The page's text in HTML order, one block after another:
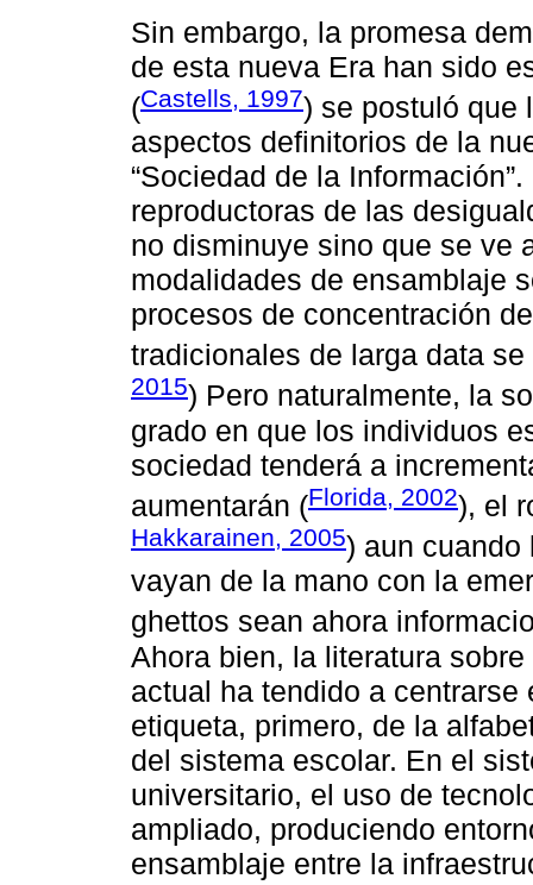
Sin embargo, la promesa
de esta nueva Era han sido
(Castells, 1997) se postuló que
aspectos definitorios de la
“Sociedad de la
reproductoras de las
no disminuye sino que se ve
modalidades de ensamblaje
procesos de concentración
tradicionales de larga data
2015) Pero naturalmente, la
grado en que los individuos
sociedad tenderá a
aumentarán (Florida, 2002), el
Hakkarainen, 2005) aun cuando
vayan de la mano con la
ghettos sean ahora
Ahora bien, la literatura
actual ha tendido a
etiqueta, primero, de la
del sistema escolar. En el
universitario, el uso de
ampliado, produciendo
ensamblaje entre la